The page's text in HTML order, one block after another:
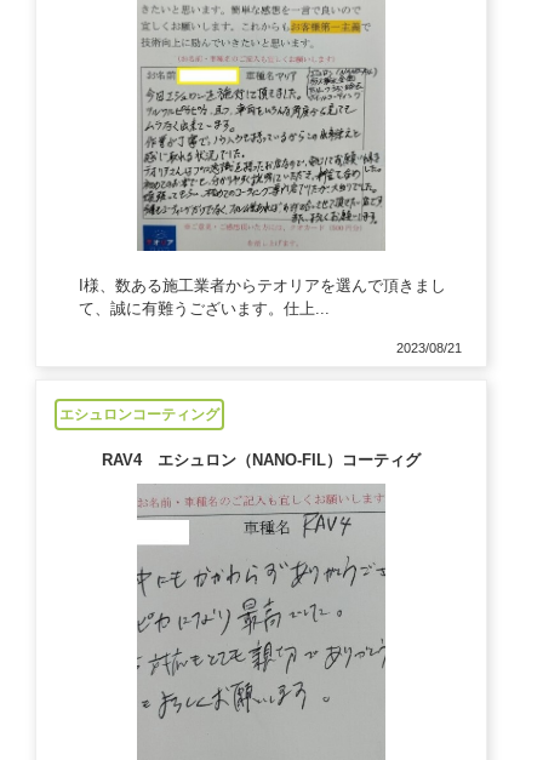
I様、数ある施工業者からテオリアを選んで頂きまし
て、誠に有難うございます。仕上...
2023/08/21
エシュロンコーティング
RAV4 エシュロン（NANO-FIL）コーティグ